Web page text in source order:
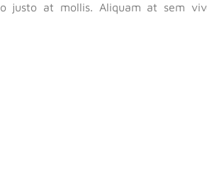
justo at mollis. Aliquam at sem